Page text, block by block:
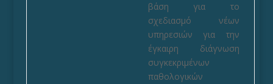
βάση για το
σχεδιασμό νέων
υπηρεσιών για την
έγκαιρη διάγνωση
συγκεκριμένων
παθολογικών